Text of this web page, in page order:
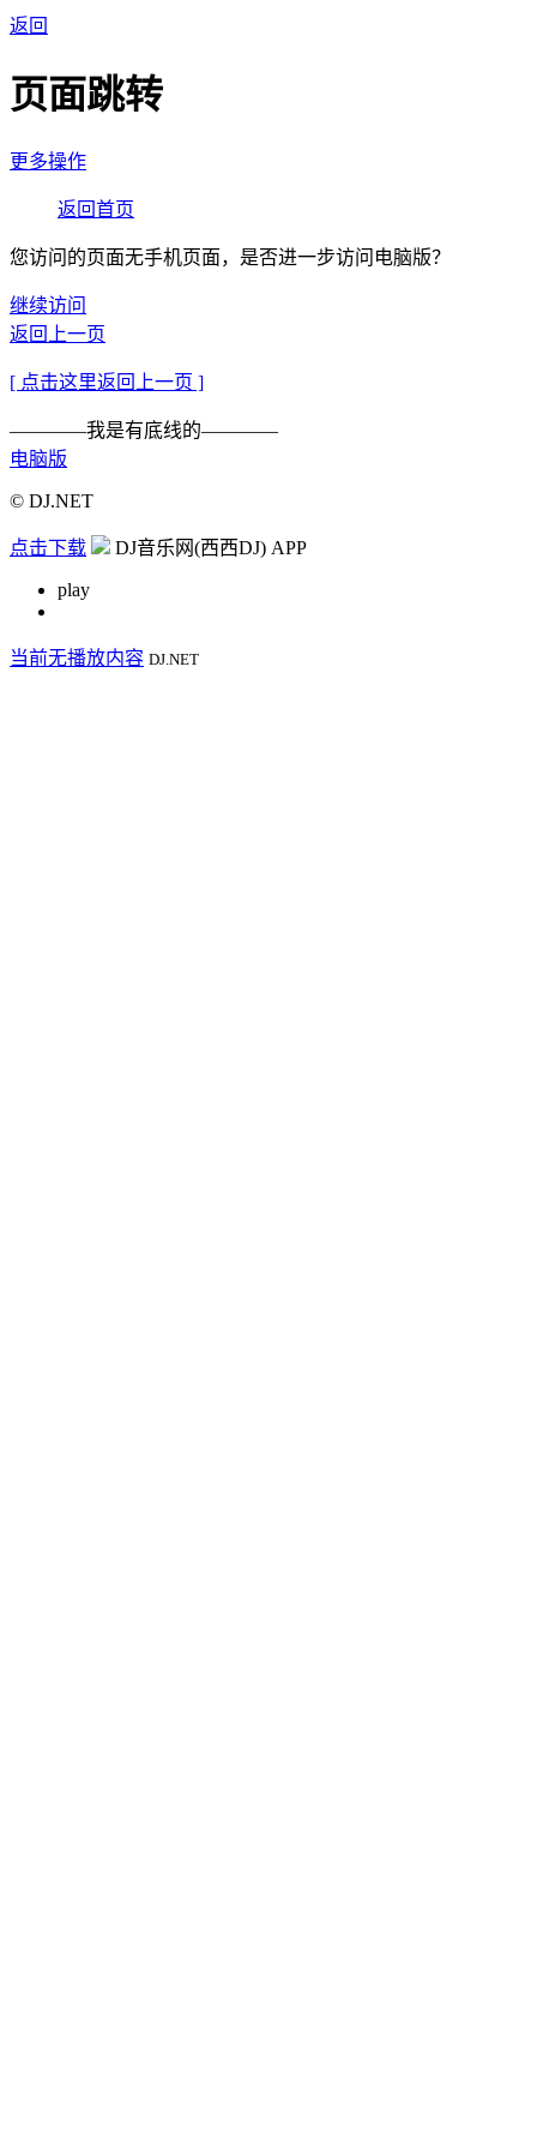
返回
页面跳转
更多操作
返回首页
您访问的页面无手机页面，是否进一步访问电脑版？
继续访问
返回上一页
[ 点击这里返回上一页 ]
————我是有底线的————
电脑版
© DJ.NET
点击下载 DJ音乐网(西西DJ) APP
play
当前无播放内容 DJ.NET